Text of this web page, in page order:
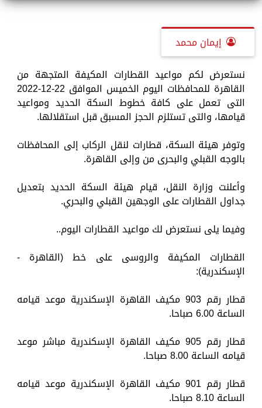
إيمان محمد
نستعرض لكم مواعيد القطارات المكيفة المتجهة من
القاهرة للمحافظات اليوم الخميس الموافق 22-12-2022
التى تعمل على كافة خطوط السكة الحديد ومواعيد
قيامها، والتى تستلزم الحجز المسبق قبل استقلالها.
وتوفر هيئة السكة، قطارات لنقل الركاب إلى المحافظات
بالوجه القبلي والبحرى من وإلى القاهرة.
وأعلنت وزارة النقل، قيام هيئة السكة الحديد بتعديل
جداول القطارات على الوجهين القبلي والبحري.
وفيما يلى نستعرض لك مواعيد القطارات اليوم..
القطارات المكيفة والروسى على خط (القاهرة -
الإسكندرية):
قطار رقم 903 مكيف القاهرة الإسكندرية موعد قيامه
الساعة 6.00 صباحا.
قطار رقم 905 مكيف القاهرة الإسكندرية مباشر موعد
قيامه الساعة 8.00 صباحا.
قطار رقم 901 مكيف القاهرة الإسكندرية موعد قيامه
الساعة 8.10 صباحا.